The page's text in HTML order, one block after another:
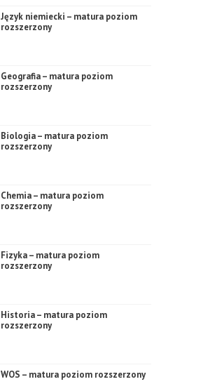
Język niemiecki – matura poziom
rozszerzony
Geografia – matura poziom
rozszerzony
Biologia – matura poziom
rozszerzony
Chemia – matura poziom
rozszerzony
Fizyka – matura poziom
rozszerzony
Historia – matura poziom
rozszerzony
WOS – matura poziom rozszerzony